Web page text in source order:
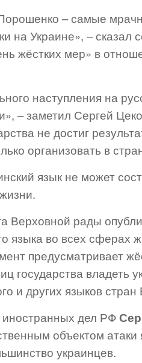
– самые
на Украине», – сказал
жёстких мер» в
наступления на
– заметил Сергей
не достиг
организовать в
язык не может
Верховной рады
языка во всех сферах
предусматривает
государства владеть
и других языков
иностранных дел РФ
объектом атаки
украинцев.